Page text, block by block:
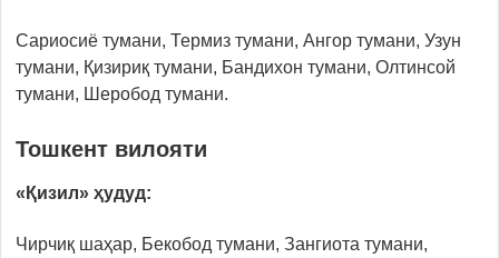
Сариосиё тумани, Термиз тумани, Ангор тумани, Узун
тумани, Қизириқ тумани, Бандихон тумани, Олтинсой
тумани, Шеробод тумани.
Тошкент вилояти
«Қизил» ҳудуд:
Чирчиқ шаҳар, Бекобод тумани, Зангиота тумани,